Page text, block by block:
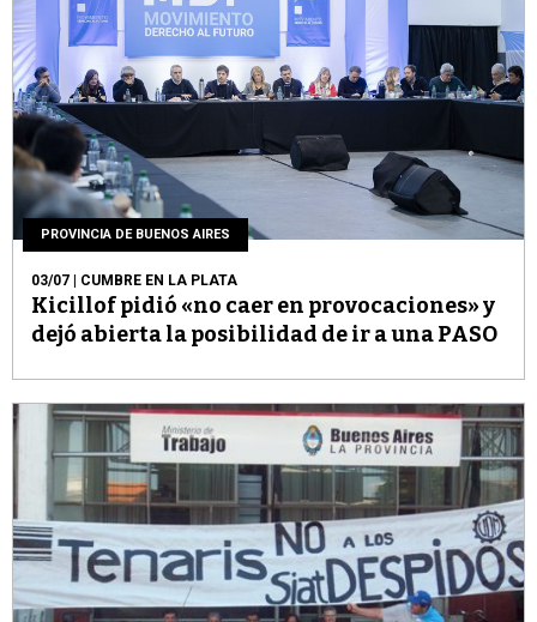
PROVINCIA DE BUENOS AIRES
03/07 | CUMBRE EN LA PLATA
Kicillof pidió «no caer en provocaciones» y
dejó abierta la posibilidad de ir a una PASO